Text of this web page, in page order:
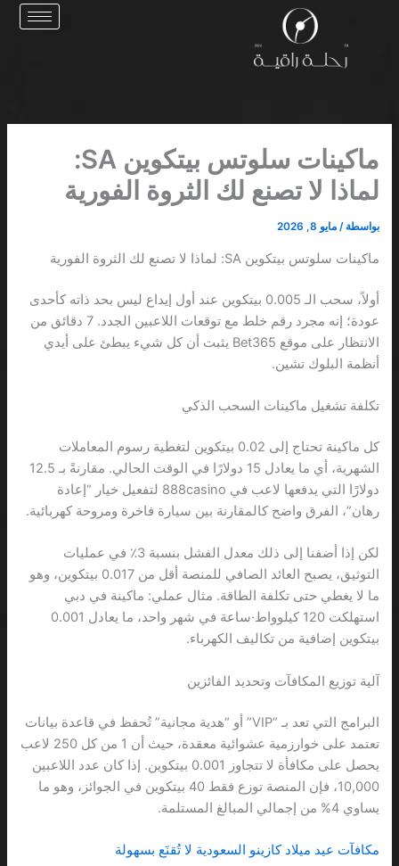
ماكينات سلوتس بيتكوين SA:
لماذا لا تصنع لك الثروة الفورية
بواسطة /مايو 8, 2026
ماكينات سلوتس بيتكوين SA: لماذا لا تصنع لك الثروة الفورية
أولاً، سحب الـ 0.005 بيتكوين عند أول إيداع ليس بحد ذاته كأحدى
عودة؛ إنه مجرد رقم خلط مع توقعات اللاعبين الجدد. 7 دقائق من
الانتظار على موقع Bet365 يثبت أن كل شيء يبطئ على أيدي
أنظمة البلوك تشين.
تكلفة تشغيل ماكينات السحب الذكي
كل ماكينة تحتاج إلى 0.02 بيتكوين لتغطية رسوم المعاملات
الشهرية، أي ما يعادل 15 دولارًا في الوقت الحالي. مقارنةً بـ 12.5
دولارًا التي يدفعها لاعب في 888casino لتفعيل خيار “إعادة
رهان”، الفرق واضح كالمقارنة بين سيارة فاخرة ومروحة كهربائية.
لكن إذا أضفنا إلى ذلك معدل الفشل بنسبة 3٪ في عمليات
التوثيق، يصبح العائد الصافي للمنصة أقل من 0.017 بيتكوين، وهو
ما لا يغطي حتى تكلفة الطاقة. مثال عملي: ماكينة في دبي
استهلكت 120 كيلوواط·ساعة في شهر واحد، ما يعادل 0.001
بيتكوين إضافية من تكاليف الكهرباء.
آلية توزيع المكافآت وتحديد الفائزين
البرامج التي تعد بـ “VIP” أو “هدية مجانية” تُحفظ في قاعدة بيانات
تعتمد على خوارزمية عشوائية معقدة، حيث أن 1 من كل 250 لاعب
يحصل على مكافأة لا تتجاوز 0.001 بيتكوين. إذا كان عدد اللاعبين
10,000، فإن المنصة توزع فقط 40 بيتكوين في الجوائز، وهو ما
يساوي 4% من إجمالي المبالغ المستلمة.
مكافآت عيد ميلاد كازينو السعودية لا تُقنَع بسهولة